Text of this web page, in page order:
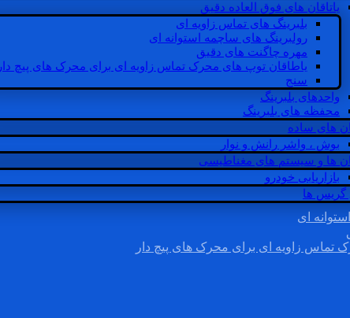
یاتاقان های فوق العاده دقیق
بلبرینگ های تماس زاویه ای
رولبرینگ های ساچمه استوانه ای
مهره چاگنت های دقیق
یاطاقان توپ های محرک تماس زاویه ای برای محرک های پیچ دار
سنج
واحدهای بلبرینگ
محفظه های بلبرینگ
های ساده
بوش ، واشر رانش و نوار
ها و سیستم های مغناطیسی
بازاریابی خودرو
گریس ها
ای
تماس زاویه ای برای محرک های پیچ دار